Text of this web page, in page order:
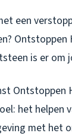
een
Ontstoppen
is er om
Ontstoppen
het helpen
met het